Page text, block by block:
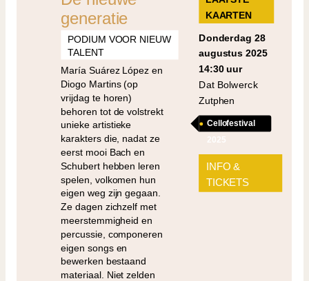
generatie
PODIUM VOOR NIEUW
TALENT
María Suárez López en
Diogo Martins (op
vrijdag te horen)
behoren tot de volstrekt
unieke artistieke
karakters die, nadat ze
eerst mooi Bach en
Schubert hebben leren
spelen, volkomen hun
eigen weg zijn gegaan.
Ze dagen zichzelf met
meerstemmigheid en
percussie, componeren
eigen songs en
bewerken bestaand
materiaal. Niet zelden
KAARTEN
donderdag 28
augustus 2025
14:30 uur
Dat Bolwerck
Zutphen
Cellofestival
2025
INFO &
TICKETS